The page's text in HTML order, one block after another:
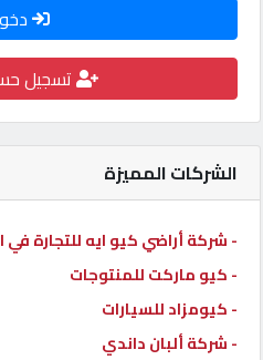
القطري
POWERED
BY
QHOST
تسجيل
الشركات المميزة
- شركة أراضي كيو ايه للتجارة في
- كيو ماركت للمنتوجات
- كيومزاد للسيارات
- شركة ألبان داندي